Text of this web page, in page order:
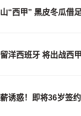
“西甲” 黑皮冬瓜借
洋西班牙 将出战西
诱惑！即将36岁签